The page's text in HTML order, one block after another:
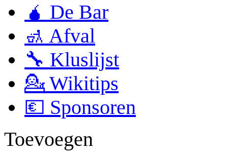
🧉 De Bar
🚮 Afval
🔧 Kluslijst
💁 Wikitips
💶 Sponsoren
Toevoegen